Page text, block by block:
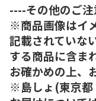
----その他のご
※商品画像はイ
記載されていな
する商品に含ま
お確かめの上、
※島しょ(東京都